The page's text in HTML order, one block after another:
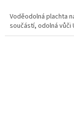
Voděodolná plachta
součástí, odolná vůči